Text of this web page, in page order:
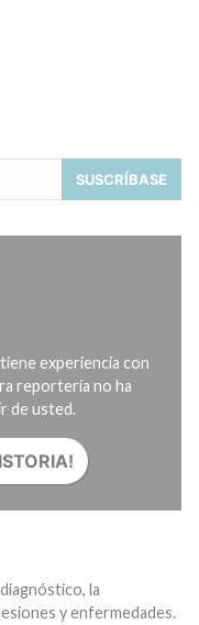
SUSCRÍBASE
experiencia con
reportería no ha
de usted.
la
y enfermedades.